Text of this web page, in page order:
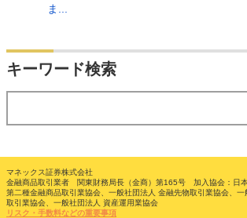
ま...
キーワード検索
マネックス証券株式会社
金融商品取引業者 関東財務局長（金商）第165号 加入協会：日本
第二種金融商品取引業協会、一般社団法人 金融先物取引業協会、
取引業協会、一般社団法人 資産運用業協会
リスク・手数料などの重要事項